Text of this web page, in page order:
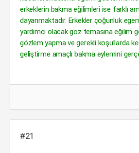
erkeklerin bakma eğilimleri ise farklı
dayanmaktadır. Erkekler çoğunluk
yardımcı olacak göz temasına eğilim
gözlem yapma ve gerekli koşullarda
geliştirme amaçlı bakma eylemini
#21